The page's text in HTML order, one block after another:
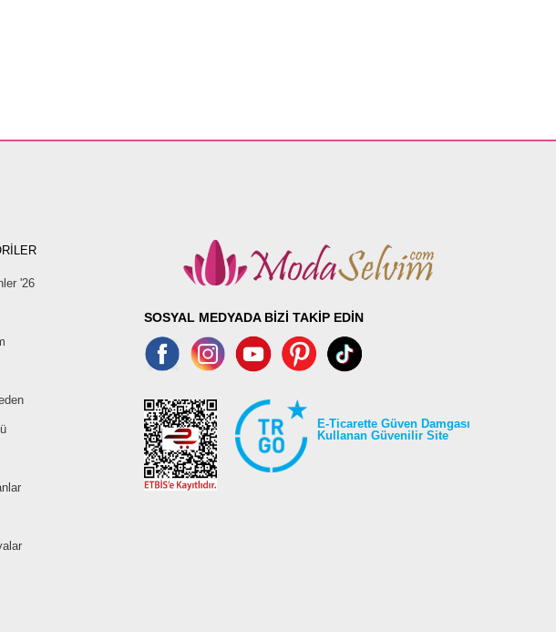
'26
SOSYAL MEDYADA BİZİ TAKİP EDİN
E-Ticarette Güven Damgası
Kullanan Güvenilir Site